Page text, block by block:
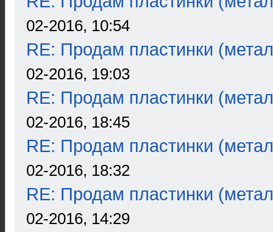
02-2016, 10:54
RE: Продам пластинки
02-2016, 19:03
RE: Продам пластинки
02-2016, 18:45
RE: Продам пластинки
02-2016, 18:32
RE: Продам пластинки
02-2016, 14:29